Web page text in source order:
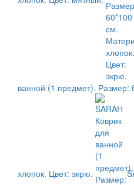
ванной (1 предмет). Размер:
хлопок. Цвет: экрю.